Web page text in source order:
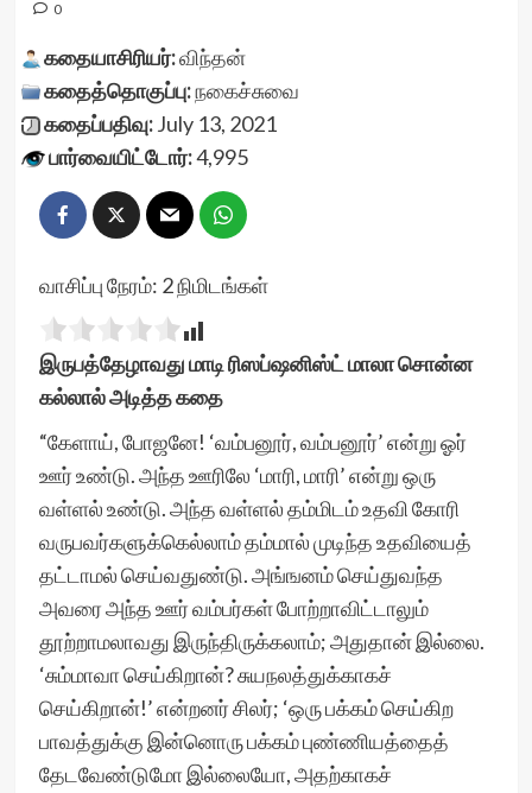
0
கதையாசிரியர்:விந்தன்
கதைத்தொகுப்பு:நகைச்சுவை
கதைப்பதிவு:July 13, 2021
பார்வையிட்டோர்:4,995
வாசிப்பு நேரம்: 2நிமிடங்கள்
இருபத்தேழாவது மாடி ரிஸப்ஷனிஸ்ட் மாலா சொன்ன
கல்லால் அடித்த கதை
“கேளாய், போஜனே! ‘வம்பனூர், வம்பனூர்’ என்று ஓர்
ஊர் உண்டு. அந்த ஊரிலே ‘மாரி, மாரி’ என்று ஒரு
வள்ளல் உண்டு. அந்த வள்ளல் தம்மிடம் உதவி கோரி
வருபவர்களுக்கெல்லாம் தம்மால் முடிந்த உதவியைத்
தட்டாமல் செய்வதுண்டு. அங்ஙனம் செய்துவந்த
அவரை அந்த ஊர் வம்பர்கள் போற்றாவிட்டாலும்
தூற்றாமலாவது இருந்திருக்கலாம்; அதுதான் இல்லை.
‘சும்மாவா செய்கிறான்? சுயநலத்துக்காகச்
செய்கிறான்!’ என்றனர் சிலர்; ‘ஒரு பக்கம் செய்கிற
பாவத்துக்கு இன்னொரு பக்கம் புண்ணியத்தைத்
தேடவேண்டுமோ இல்லையோ, அதற்காகச்